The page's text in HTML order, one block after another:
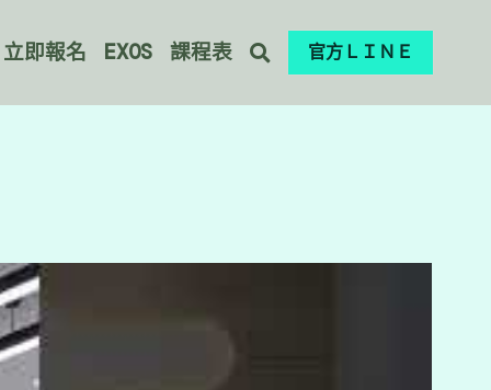
立即報名 EXOS 課程表 官方ＬＩＮＥ